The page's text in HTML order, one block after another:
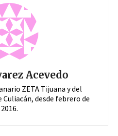
Acevedo
ZETA Tijuana y del
desde febrero de
2016.